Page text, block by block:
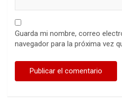
Guarda mi nombre, correo
navegador para la próxima vez